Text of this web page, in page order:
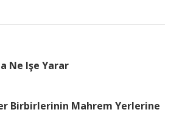
Ne Işe Yarar
Birbirlerinin Mahrem Yerlerine